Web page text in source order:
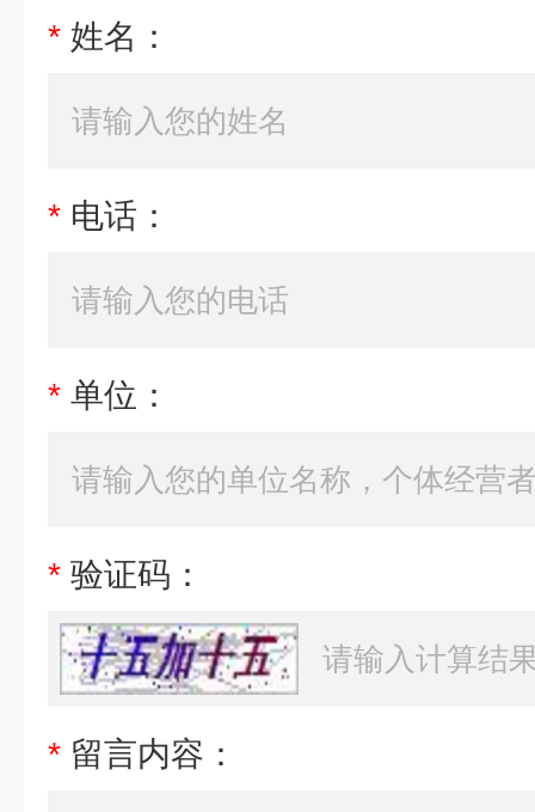
* 姓名：
* 电话：
* 单位：
* 验证码：
* 留言内容：